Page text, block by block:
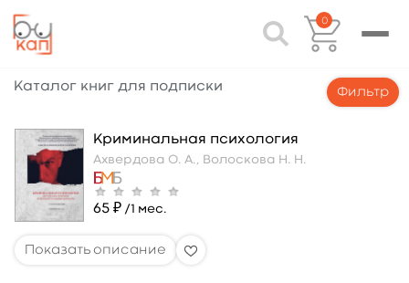
0
Каталог книг для подписки Фильтр
Криминальная психология
Ахвердова О. А., Волоскова Н. Н.
65 ₽ /1 мес.